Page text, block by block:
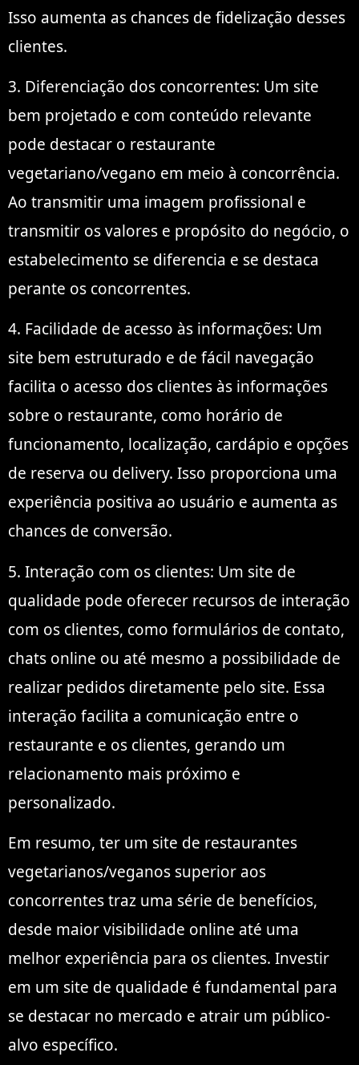
Isso aumenta as chances de fidelização desses
clientes.
3. Diferenciação dos concorrentes: Um site
bem projetado e com conteúdo relevante
pode destacar o restaurante
vegetariano/vegano em meio à concorrência.
Ao transmitir uma imagem profissional e
transmitir os valores e propósito do negócio, o
estabelecimento se diferencia e se destaca
perante os concorrentes.
4. Facilidade de acesso às informações: Um
site bem estruturado e de fácil navegação
facilita o acesso dos clientes às informações
sobre o restaurante, como horário de
funcionamento, localização, cardápio e opções
de reserva ou delivery. Isso proporciona uma
experiência positiva ao usuário e aumenta as
chances de conversão.
5. Interação com os clientes: Um site de
qualidade pode oferecer recursos de interação
com os clientes, como formulários de contato,
chats online ou até mesmo a possibilidade de
realizar pedidos diretamente pelo site. Essa
interação facilita a comunicação entre o
restaurante e os clientes, gerando um
relacionamento mais próximo e
personalizado.
Em resumo, ter um site de restaurantes
vegetarianos/veganos superior aos
concorrentes traz uma série de benefícios,
desde maior visibilidade online até uma
melhor experiência para os clientes. Investir
em um site de qualidade é fundamental para
se destacar no mercado e atrair um público-
alvo específico.